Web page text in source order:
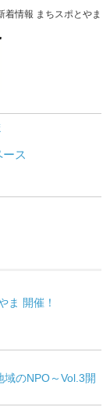
着情報 まちスポとやま
ース
ま 開催！
のNPO～Vol.3開